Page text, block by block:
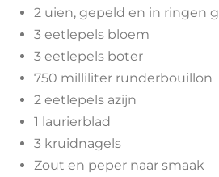
2 uien, gepeld en in ringen
3 eetlepels bloem
3 eetlepels boter
750 milliliter runderbouillon
2 eetlepels azijn
1 laurierblad
3 kruidnagels
Zout en peper naar smaak